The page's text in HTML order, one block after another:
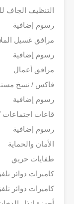
التنظيف الجاف
رسوم إضافية
مرافق غسيل
رسوم إضافية
مرافق أعمال
فاكس / نسخ
رسوم إضافية
قاعات اجتماعات /
رسوم إضافية
الأمان والحماية
طفايات حريق
كاميرات دوائر
كاميرات دوائر